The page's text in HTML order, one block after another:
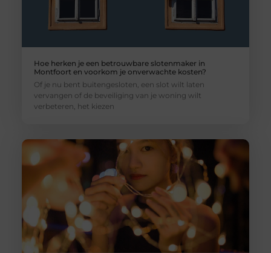
Hoe herken je een betrouwbare slotenmaker in
Montfoort en voorkom je onverwachte kosten?
Of je nu bent buitengesloten, een slot wilt laten
vervangen of de beveiliging van je woning wilt
verbeteren, het kiezen